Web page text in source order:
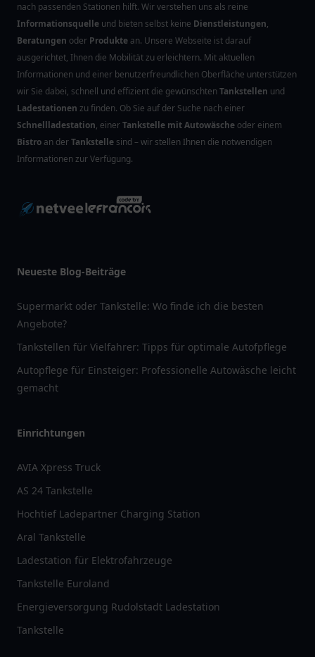
nach passenden Stationen hilft. Wir verstehen uns als reine
Informationsquelle und bieten selbst keine Dienstleistungen,
Beratungen oder Produkte an. Unsere Webseite ist darauf
ausgerichtet, Ihnen die Mobilität zu erleichtern. Mit aktuellen
Informationen und einer benutzerfreundlichen Oberfläche unterstützen
wir Sie dabei, schnell und effizient die gewünschtenTankstellen und
Ladestationen zu finden. Ob Sie auf der Suche nach einer
Schnellladestation, einerTankstelle mit Autowäsche oder einem
Bistro an derTankstelle sind – wir stellen Ihnen die notwendigen
Informationen zur Verfügung.
Neueste Blog-Beiträge
Supermarkt oder Tankstelle: Wo finde ich die besten
Angebote?
Tankstellen für Vielfahrer: Tipps für optimale Autofpflege
Autopflege für Einsteiger: Professionelle Autowäsche leicht
gemacht
Einrichtungen
AVIA Xpress Truck
AS 24 Tankstelle
Hochtief Ladepartner Charging Station
Aral Tankstelle
Ladestation für Elektrofahrzeuge
Tankstelle Euroland
Energieversorgung Rudolstadt Ladestation
Tankstelle